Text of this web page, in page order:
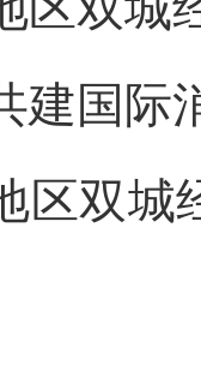
建国际
区双城